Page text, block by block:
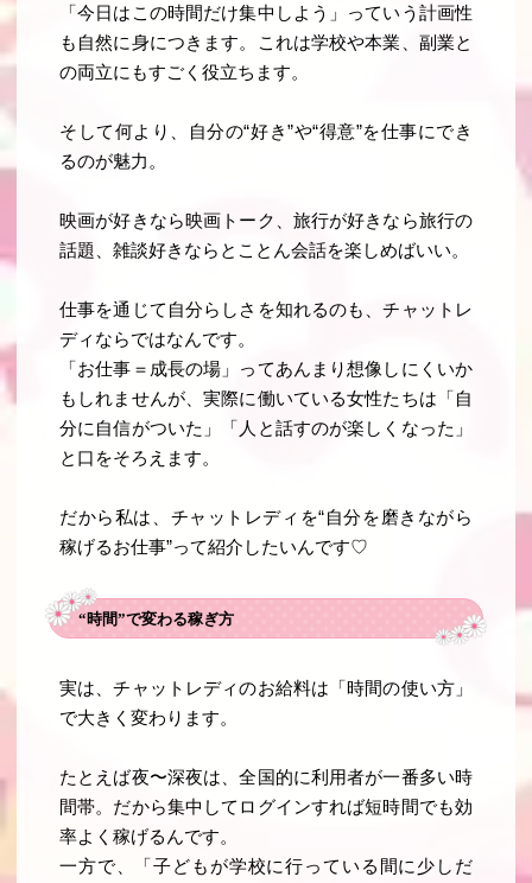
「今日はこの時間だけ集中しよう」っていう計画性
も自然に身につきます。これは学校や本業、副業と
の両立にもすごく役立ちます。
そして何より、
自分の“好き”や“得意”を仕事にでき
るのが魅力。
映画が好きなら映画トーク、旅行が好きなら旅行の
話題、雑談好きならとことん会話を楽しめばいい。
仕事を通じて自分らしさを知れるのも、チャットレ
ディならではなんです。
「お仕事＝成長の場」ってあんまり想像しにくいか
もしれませんが、実際に働いている女性たちは「自
分に自信がついた」「人と話すのが楽しくなった」
と口をそろえます。
だから私は、チャットレディを“自分を磨きながら
稼げるお仕事”って紹介したいんです♡
“時間”で変わる稼ぎ方
実は、チャットレディのお給料は「時間の使い方」
で大きく変わります。
たとえば夜〜深夜は、全国的に利用者が一番多い時
間帯。だから集中してログインすれば短時間でも効
率よく稼げるんです。
一方で、「子どもが学校に行っている間に少しだ